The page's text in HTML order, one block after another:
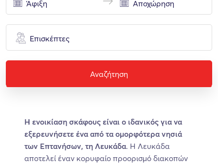
Επισκέπτες
Αναζήτηση
Η ενοικίαση σκάφους είναι ο ιδανικός για να
εξερευνήσετε ένα από τα ομορφότερα νησιά
των Επτανήσων, τη Λευκάδα. Η Λευκάδα
αποτελεί έναν κορυφαίο προορισμό διακοπών